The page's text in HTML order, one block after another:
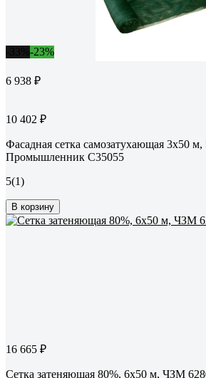
-23%
6 938 ₽
10 402 ₽
Фасадная сетка самозатухающая 3x50 м,
Промышленник С35055
5(1)
В корзину
16 665 ₽
Сетка затеняющая 80%, 6x50 м, ЧЗМ